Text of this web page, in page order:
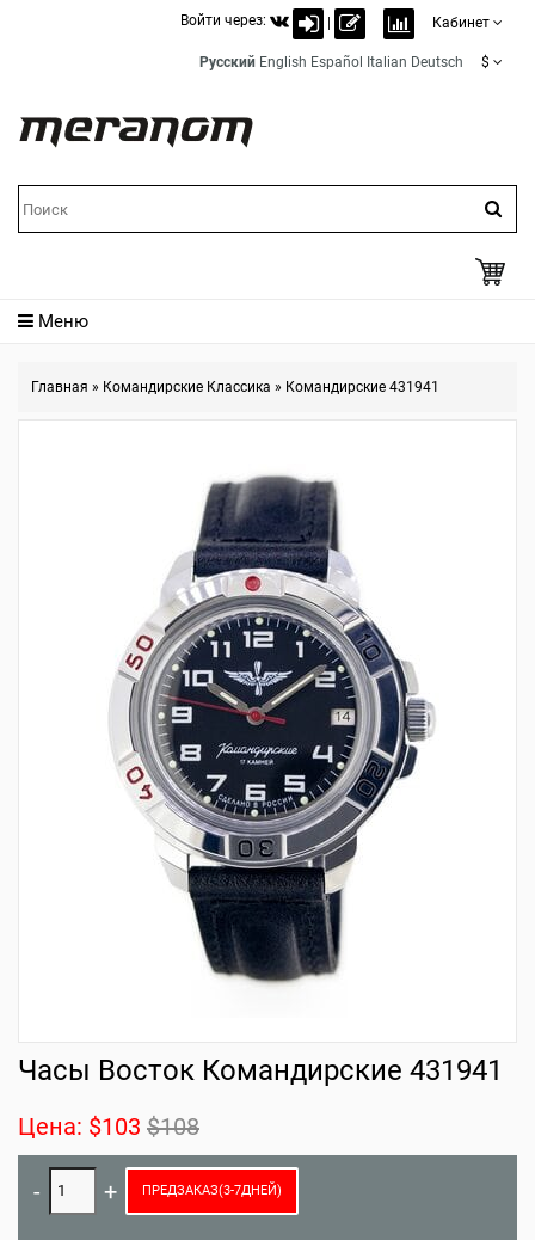
Войти через: Кабинет
Русский English Español Italian Deutsch $
Меню
Главная » Командирские Классика » Командирские 431941
Часы Восток Командирские 431941
Цена: $103 $108
ПРЕДЗАКАЗ(3-7ДНЕЙ)